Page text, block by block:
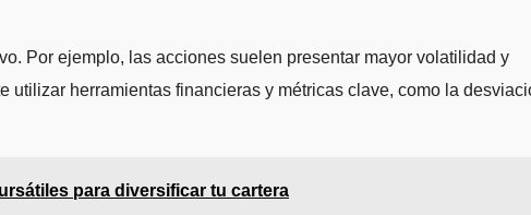
Por ejemplo, las acciones suelen presentar mayor volatilidad y
utilizar herramientas financieras y métricas clave, como la
para diversificar tu cartera